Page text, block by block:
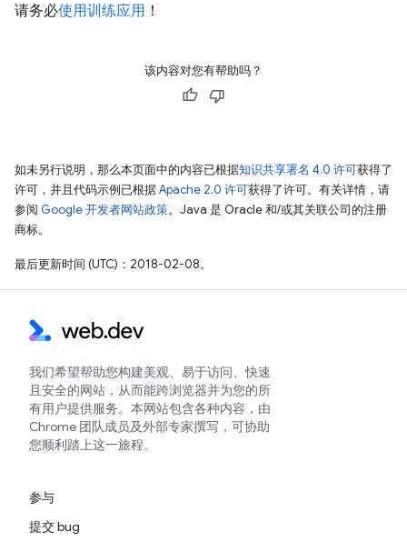
请务必使用训练应用 ！
该内容对您有帮助吗？
如未另行说明，那么本页面中的内容已根据知识共享署名 4.0 许可获得了
许可，并且代码示例已根据Apache 2.0 许可获得了许可。有关详情，请
参阅 Google 开发者网站政策。Java 是 Oracle 和/或其关联公司的注册
商标。
最后更新时间 (UTC)：2018-02-08。
我们希望帮助您构建美观、易于访问、快速
且安全的网站，从而能跨浏览器并为您的所
有用户提供服务。本网站包含各种内容，由
Chrome 团队成员及外部专家撰写，可协助
您顺利踏上这一旅程。
参与
提交 bug